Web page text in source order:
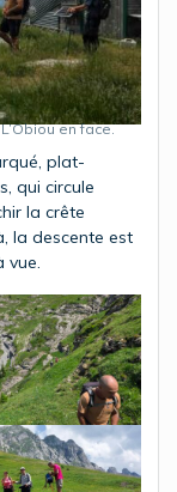
en face.
plat-
qui circule
la crête
la descente est
vue.